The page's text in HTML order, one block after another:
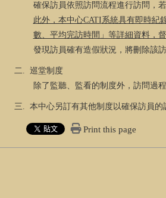
確保訪員依照訪問流程進行訪問，
此外，本中心CATI系統具有即時紀
數、平均完訪時間」等詳細資料，
發現訪員確有造假狀況，將刪除該
二. 巡堂制度
除了監聽、監看的制度外，訪問過
三. 本中心另訂有其他制度以確保訪員
Print this page